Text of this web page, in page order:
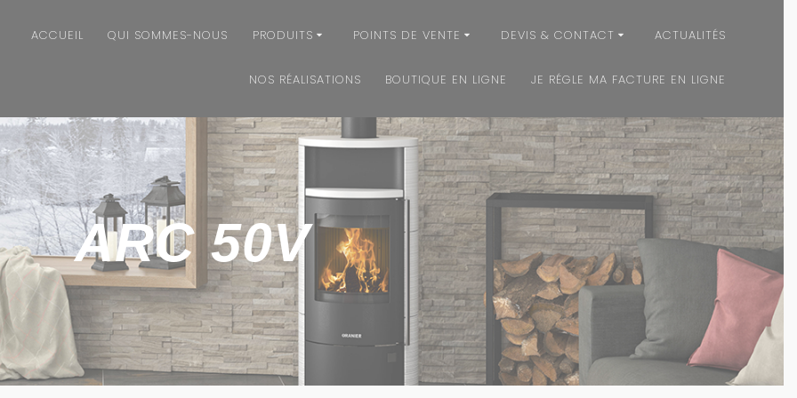
ACCUEIL QUI SOMMES-NOUS PRODUITS POINTS DE VENTE DEVIS & CONTACT ACTUALITÉS
NOS RÉALISATIONS BOUTIQUE EN LIGNE JE RÉGLE MA FACTURE EN LIGNE
ARC 50V